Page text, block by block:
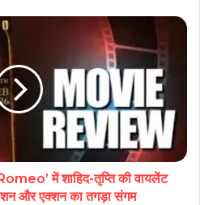
में शाहिद-तृप्ति की वायलेंट
और एक्शन का तगड़ा संगम